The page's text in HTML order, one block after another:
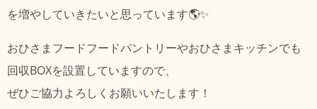
を増やしていきたいと思っています🌎✨
おひさまフードフードパントリーやおひさまキッチンでも
回収BOXを設置していますので、
ぜひご協力よろしくお願いいたします！